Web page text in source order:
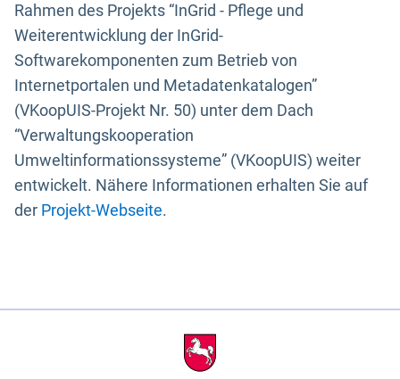
Rahmen des Projekts “InGrid - Pflege und
Weiterentwicklung der InGrid-
Softwarekomponenten zum Betrieb von
Internetportalen und Metadatenkatalogen”
(VKoopUIS-Projekt Nr. 50) unter dem Dach
“Verwaltungskooperation
Umweltinformationssysteme” (VKoopUIS) weiter
entwickelt. Nähere Informationen erhalten Sie auf
der Projekt-Webseite.